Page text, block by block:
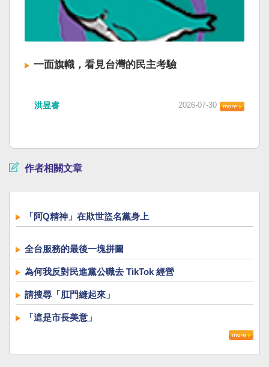
一面旗幟，看見台灣的民主考驗
洪昱睿 2026-07-30
作者相關文章
「阿Q精神」在欺世盜名黨身上
全台服務的最後一塊拼圖
為何我反對民進黨公職去 TikTok 經營
請搜尋「肛門縫起來」
「這是市長美意」